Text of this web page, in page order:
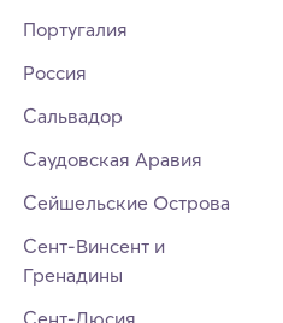
Португалия
Россия
Сальвадор
Саудовская Аравия
Сейшельские Острова
Сент-Винсент и
Гренадины
Сент-Люсия